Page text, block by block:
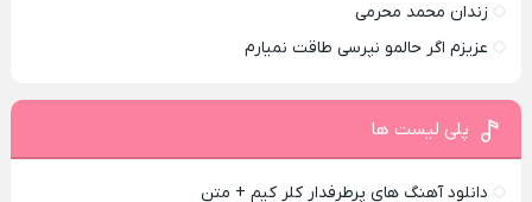
زندان محمد محرمی
عزیزم اگر حالمو نپرسی طاقت نمیارم
پلی لیست ها
دانلود آهنگ های پرطرفدار کلر کیم + متن